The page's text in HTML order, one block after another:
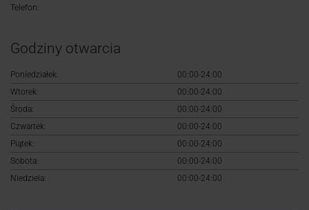
Telefon:
Godziny otwarcia
Poniedziałek:
00:00-24:00
Wtorek:
00:00-24:00
Środa:
00:00-24:00
Czwartek:
00:00-24:00
Piątek:
00:00-24:00
Sobota:
00:00-24:00
Niedziela:
00:00-24:00